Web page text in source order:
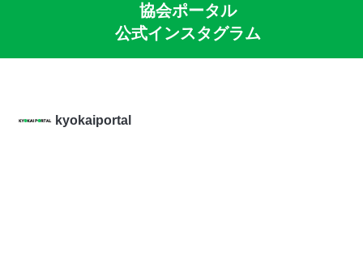
協会ポータル
公式インスタグラム
kyokaiportal